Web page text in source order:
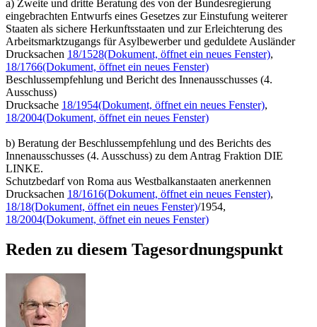
a) Zweite und dritte Beratung des von der Bundesregierung
eingebrachten Entwurfs eines Gesetzes zur Einstufung weiterer
Staaten als sichere Herkunftsstaaten und zur Erleichterung des
Arbeitsmarktzugangs für Asylbewerber und geduldete Ausländer
Drucksachen 18/1528(Dokument, öffnet ein neues Fenster),
18/1766(Dokument, öffnet ein neues Fenster)
Beschlussempfehlung und Bericht des Innenausschusses (4.
Ausschuss)
Drucksache 18/1954(Dokument, öffnet ein neues Fenster),
18/2004(Dokument, öffnet ein neues Fenster)
b) Beratung der Beschlussempfehlung und des Berichts des
Innenausschusses (4. Ausschuss) zu dem Antrag Fraktion DIE
LINKE.
Schutzbedarf von Roma aus Westbalkanstaaten anerkennen
Drucksachen 18/1616(Dokument, öffnet ein neues Fenster),
18/18(Dokument, öffnet ein neues Fenster)/1954,
18/2004(Dokument, öffnet ein neues Fenster)
Reden zu diesem Tagesordnungspunkt